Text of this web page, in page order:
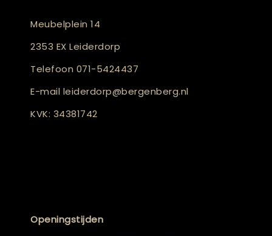
Meubelplein 14
2353 EX Leiderdorp
Telefoon 071-5424437
E-mail leiderdorp@bergenberg.nl
KVK: 34381742
Openingstijden